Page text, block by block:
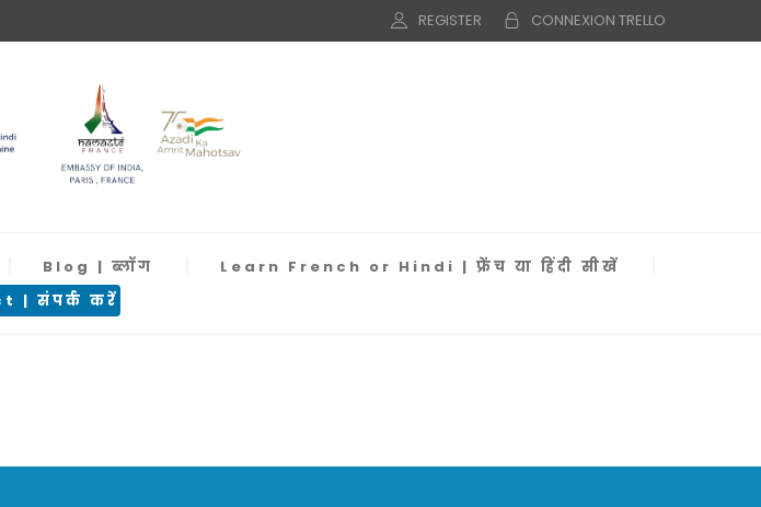
CONNEXION TRELLO
REGISTER
Blog | ब्लॉग
Learn French or Hindi | फ्रेंच या हिंदी सीखें
| संपर्क करें